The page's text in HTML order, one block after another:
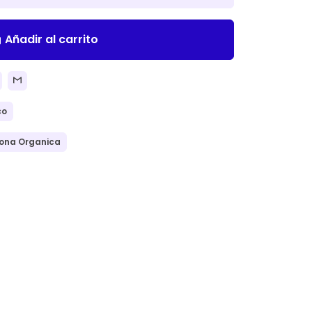
Añadir al carrito
Organica